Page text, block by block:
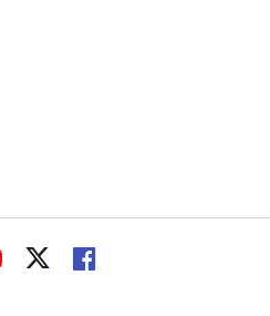
ENLACEENLACEENLACE